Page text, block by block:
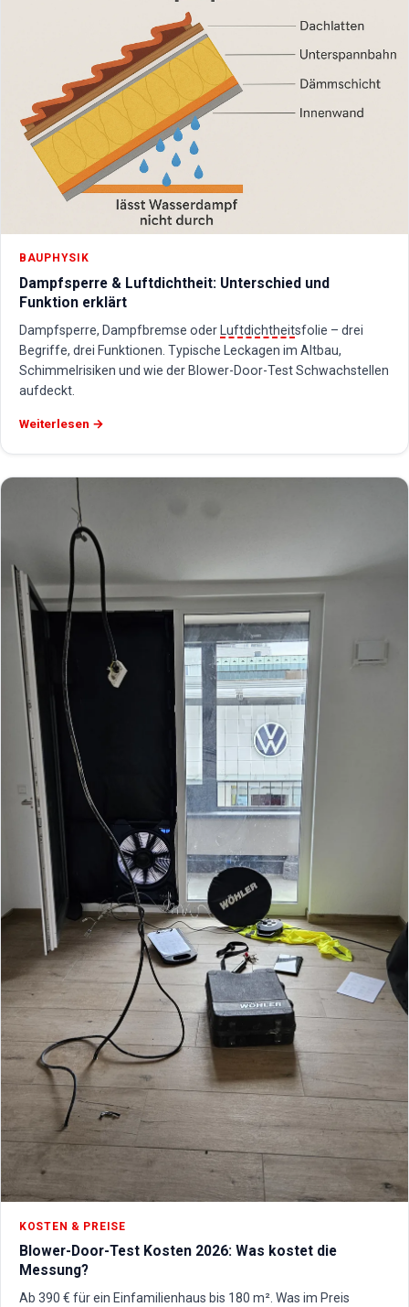
BAUPHYSIK
Dampfsperre & Luftdichtheit: Unterschied und
Funktion erklärt
Dampfsperre, Dampfbremse oder Luftdichtheitsfolie – drei
Begriffe, drei Funktionen. Typische Leckagen im Altbau,
Schimmelrisiken und wie der Blower-Door-Test Schwachstellen
aufdeckt.
Weiterlesen →
KOSTEN & PREISE
Blower-Door-Test Kosten 2026: Was kostet die
Messung?
Ab 390 € für ein Einfamilienhaus bis 180 m². Was im Preis